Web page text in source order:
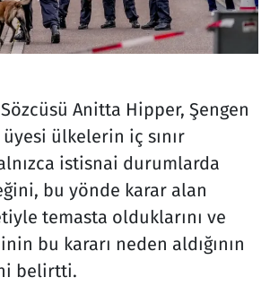
Anitta Hipper, Şengen
ülkelerin iç sınır
istisnai durumlarda
bu yönde karar alan
temasta olduklarını ve
bu kararı neden aldığının
belirtti.